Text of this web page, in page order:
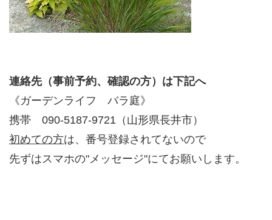
連絡先（事前予約、確認の方）は下記へ
《ガーデンライフ バラ庭》
携帯 090-5187-9721（山形県長井市）
初めての方は、番号登録されてないので
先ずはスマホの"メッセージ"にてお願いします。